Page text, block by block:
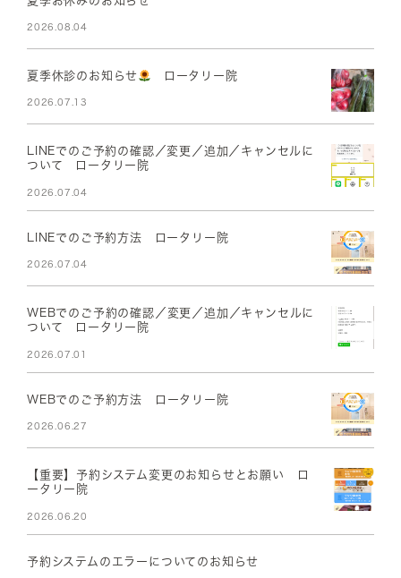
2026.08.04
夏季休診のお知らせ ロータリー院
2026.07.13
LINEでのご予約の確認／変更／追加／キャンセルに
ついて ロータリー院
2026.07.04
LINEでのご予約方法 ロータリー院
2026.07.04
WEBでのご予約の確認／変更／追加／キャンセルに
ついて ロータリー院
2026.07.01
WEBでのご予約方法 ロータリー院
2026.06.27
【重要】予約システム変更のお知らせとお願い ロ
ータリー院
2026.06.20
予約システムのエラーについてのお知らせ